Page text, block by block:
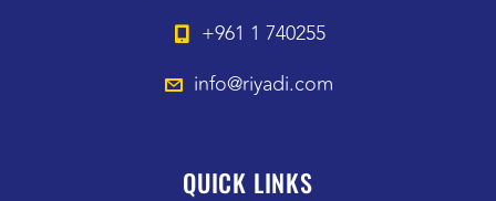
+961 1 740255
info@riyadi.com
QUICK LINKS